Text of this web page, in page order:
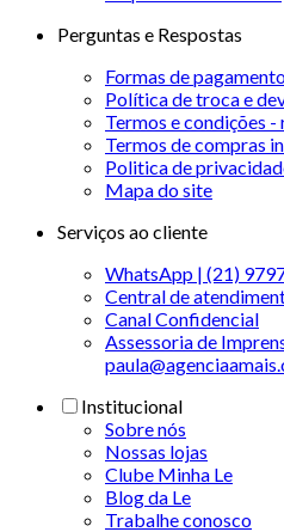
Perguntas e Respostas
Formas de
Política de troca e
Termos e condições
Termos de compras
Politica de
Mapa do site
Serviços ao cliente
WhatsApp | (21)
Central de
Canal Confidencial
Assessoria de
Institucional
Sobre nós
Nossas lojas
Clube Minha Le
Blog da Le
Trabalhe conosco